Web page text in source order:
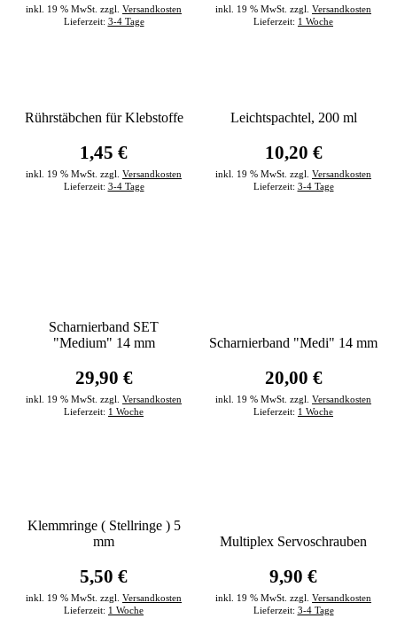
inkl. 19 % MwSt. zzgl. Versandkosten
Lieferzeit: 3-4 Tage
inkl. 19 % MwSt. zzgl. Versandkosten
Lieferzeit: 1 Woche
Rührstäbchen für Klebstoffe
1,45 €
inkl. 19 % MwSt. zzgl. Versandkosten
Lieferzeit: 3-4 Tage
Leichtspachtel, 200 ml
10,20 €
inkl. 19 % MwSt. zzgl. Versandkosten
Lieferzeit: 3-4 Tage
Scharnierband SET
"Medium" 14 mm
29,90 €
inkl. 19 % MwSt. zzgl. Versandkosten
Lieferzeit: 1 Woche
Scharnierband "Medi" 14 mm
20,00 €
inkl. 19 % MwSt. zzgl. Versandkosten
Lieferzeit: 1 Woche
Klemmringe ( Stellringe ) 5
mm
5,50 €
inkl. 19 % MwSt. zzgl. Versandkosten
Lieferzeit: 1 Woche
Multiplex Servoschrauben
9,90 €
inkl. 19 % MwSt. zzgl. Versandkosten
Lieferzeit: 3-4 Tage